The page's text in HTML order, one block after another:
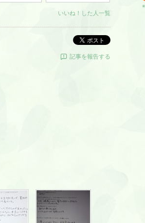
いいね！した人一覧
ポスト
記事を報告する